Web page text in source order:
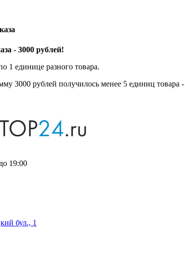
- 3000 рублей!
1 единице разного товара.
3000 рублей получилось менее 5 единиц товара
19:00
бул., 1